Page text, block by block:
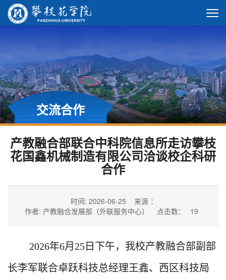
交流合作
产教融合部联合中科院信息所走访攀枝
花国鑫机械制造有限公司洽谈校企科研
合作
时间: 2026-06-25
来源 ：
作者: 产教融合发展部（外联服务中心）
点击数： 19
2026年6月 25日下午，我校产教融合部副部
长李军联合卓跃科技总经理王鑫、西区科技局